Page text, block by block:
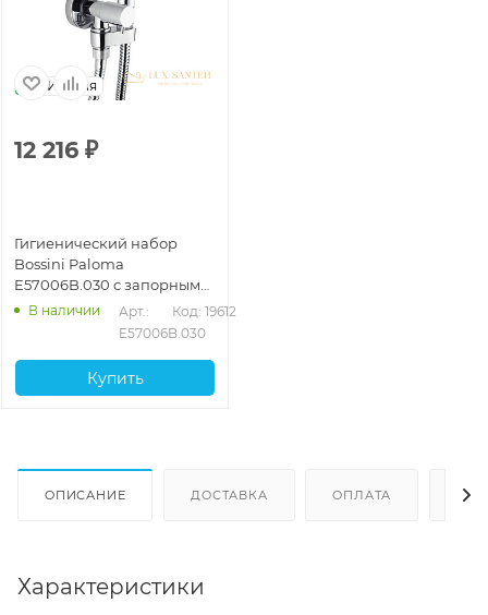
Италия
12 216 ₽
Гигиенический набор
Bossini Paloma
E57006B.030 с запорным
вентилем, хром
В наличии
Арт.:
E57006B.030
Код: 19612
Купить
ОПИСАНИЕ ДОСТАВКА ОПЛАТА
Характеристики